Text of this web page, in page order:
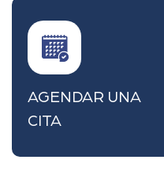
AGENDAR UNA
CITA